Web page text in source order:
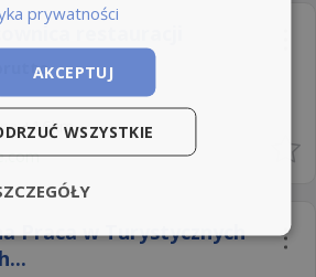
restauracji
+16km
Praca w Turystycznych
prywatności
AKCEPTUJ
WSZYSTKIE